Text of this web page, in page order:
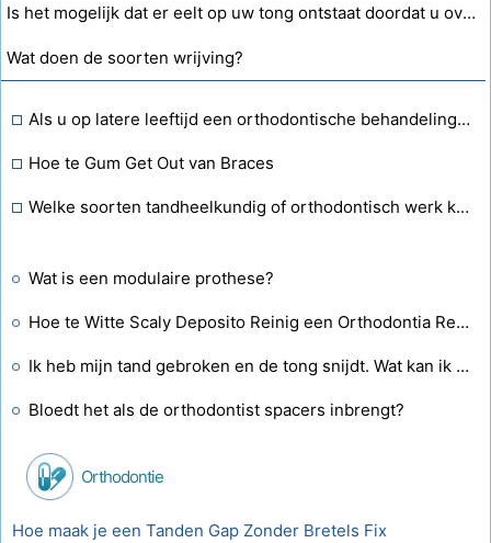
Is het mogelijk dat er eelt op uw tong ontstaat doordat u over de volgende tand schuurt?
Wat doen de soorten wrijving?
Als u op latere leeftijd een orthodontische behandeling heeft ondergaan, hoe lang moet u dan een tandheelkundige beugel blijven dragen nadat de behandeling is voltooid?
Hoe te Gum Get Out van Braces
Welke soorten tandheelkundig of orthodontisch werk kunnen worden gedaan om overvolle, scheve volwassen tanden te corrigeren?
Wat is een modulaire prothese?
Hoe te Witte Scaly Deposito Reinig een Orthodontia Retainer
Ik heb mijn tand gebroken en de tong snijdt. Wat kan ik aantrekken tot ik bij de tandarts ben?
Bloedt het als de orthodontist spacers inbrengt?
Orthodontie
Hoe maak je een Tanden Gap Zonder Bretels Fix